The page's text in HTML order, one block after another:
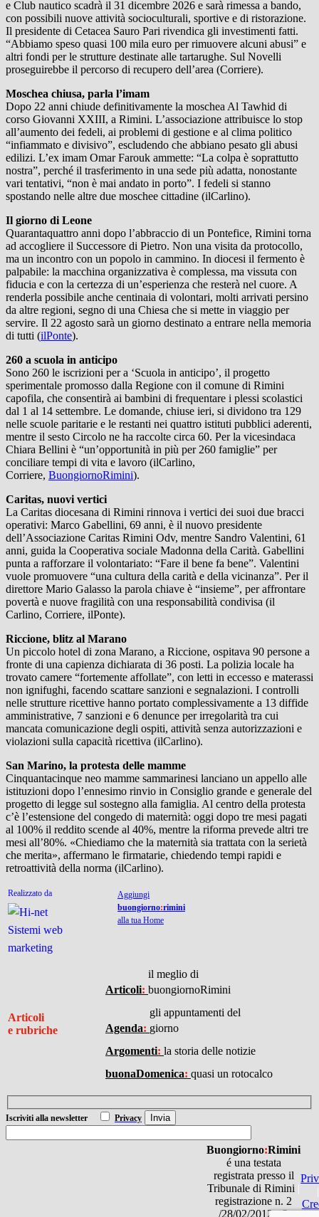
e Club nautico scadrà il 31 dicembre 2026 e sarà rimessa a bando,
con possibili nuove attività socioculturali, sportive e di ristorazione.
Il presidente di Cetacea Sauro Pari rivendica gli investimenti fatti.
“Abbiamo speso quasi 100 mila euro per rimuovere alcuni abusi” e
altri fondi per le strutture destinate alle tartarughe. Sul Novelli
proseguirebbe il percorso di recupero dell’area (Corriere).
Moschea chiusa, parla l’imam
Dopo 22 anni chiude definitivamente la moschea Al Tawhid di
corso Giovanni XXIII, a Rimini. L’associazione attribuisce lo stop
all’aumento dei fedeli, ai problemi di gestione e al clima politico
“infiammato e divisivo”, escludendo che abbiano pesato gli abusi
edilizi. L’ex imam Omar Farouk ammette: “La colpa è soprattutto
nostra”, perché il trasferimento in una sede più adatta, nonostante
vari tentativi, “non è mai andato in porto”. I fedeli si stanno
spostando nelle altre due moschee cittadine (ilCarlino).
Il giorno di Leone
Quarantaquattro anni dopo l’abbraccio di un Pontefice, Rimini torna
ad accogliere il Successore di Pietro. Non una visita da protocollo,
ma un incontro con un popolo in cammino. In diocesi il fermento è
palpabile: la macchina organizzativa è complessa, ma vissuta con
fiducia e con la certezza di un’esperienza che resterà nel cuore. A
renderla possibile anche centinaia di volontari, molti arrivati persino
da altre regioni, segno di una Chiesa che si mette in viaggio per
servire. Il 22 agosto sarà un giorno destinato a entrare nella memoria
di tutti (ilPonte).
260 a scuola in anticipo
Sono 260 le iscrizioni per a ‘Scuola in anticipo’, il progetto
sperimentale promosso dalla Regione con il comune di Rimini
capofila, che consentirà ai bambini di frequentare i plessi scolastici
dal 1 al 14 settembre. Le domande, chiuse ieri, si dividono tra 129
nelle scuole paritarie e le restanti nei quattro istituti pubblici aderenti,
mentre il sesto Circolo ne ha raccolte circa 60. Per la vicesindaca
Chiara Bellini è “un’opportunità in più per 260 famiglie” per
conciliare tempi di vita e lavoro (ilCarlino,
Corriere, BuongiornoRimini).
Caritas, nuovi vertici
La Caritas diocesana di Rimini rinnova i vertici dei suoi due bracci
operativi: Marco Gabellini, 69 anni, è il nuovo presidente
dell’Associazione Caritas Rimini Odv, mentre Sandro Valentini, 61
anni, guida la Cooperativa sociale Madonna della Carità. Gabellini
punta a rafforzare il volontariato: “Fare il bene fa bene”. Valentini
vuole promuovere “una cultura della carità e della vicinanza”. Per il
direttore Mario Galasso la parola chiave è “insieme”, per affrontare
povertà e nuove fragilità con una responsabilità condivisa (il
Carlino, Corriere, ilPonte).
Riccione, blitz al Marano
Un piccolo hotel di zona Marano, a Riccione, ospitava 90 persone a
fronte di una capienza dichiarata di 36 posti. La polizia locale ha
trovato camere “fortemente affollate”, con letti in eccesso e materassi
non ignifughi, facendo scattare sanzioni e segnalazioni. I controlli
nelle strutture ricettive hanno portato complessivamente a 13 diffide
amministrative, 7 sanzioni e 6 denunce per irregolarità tra cui
mancata comunicazione degli ospiti, attività senza autorizzazioni e
violazioni sulla capacità ricettiva (ilCarlino).
San Marino, la protesta delle mamme
Cinquantacinque neo mamme sammarinesi lanciano un appello alle
istituzioni dopo l’ennesimo rinvio in Consiglio grande e generale del
progetto di legge sul sostegno alla famiglia. Al centro della protesta
c’è l’estensione del congedo di maternità: oggi dopo tre mesi pagati
al 100% il reddito scende al 40%, mentre la riforma prevede altri tre
mesi all’80%. «Chiediamo che la maternità sia trattata con la serietà
che merita», affermano le firmatarie, chiedendo tempi rapidi e
retroattività della norma (ilCarlino).
Realizzato da
Aggiungi
buongiorno:rimini
alla tua Home
Articoli
e rubriche
Articoli:
il meglio di
buongiornoRimini
Agenda:
gli appuntamenti del
giorno
Argomenti: la storia delle notizie
buonaDomenica: quasi un rotocalco
Iscriviti alla newsletter Privacy
Buongiorno:Rimini
é una testata
registrata presso il
Tribunale di Rimini |
registrazione n. 2
/28/02/2012|©
|